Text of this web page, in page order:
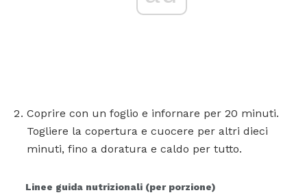
Coprire con un foglio e infornare per 20 minuti.
Togliere la copertura e cuocere per altri dieci
minuti, fino a doratura e caldo per tutto.
Linee guida nutrizionali (per porzione)